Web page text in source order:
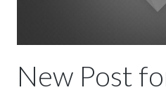
New Post